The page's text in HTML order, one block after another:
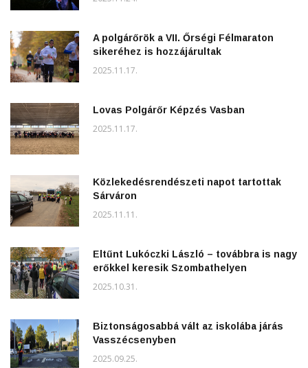
A polgárőrök a VII. Őrségi Félmaraton
sikeréhez is hozzájárultak
2025.11.17.
Lovas Polgárőr Képzés Vasban
2025.11.17.
Közlekedésrendészeti napot tartottak
Sárváron
2025.11.11.
Eltűnt Lukóczki László – továbbra is nagy
erőkkel keresik Szombathelyen
2025.10.31.
Biztonságosabbá vált az iskolába járás
Vasszécsenyben
2025.09.25.